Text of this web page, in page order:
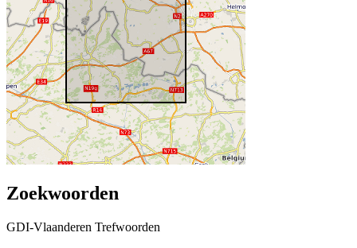
Zoekwoorden
GDI-Vlaanderen Trefwoorden